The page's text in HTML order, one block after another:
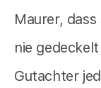
Maurer,
nie
Gutachter